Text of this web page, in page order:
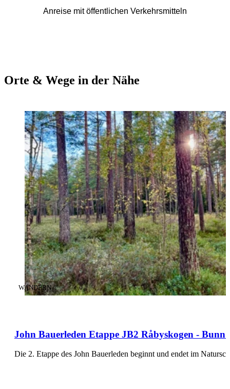
Anreise mit öffentlichen Verkehrsmitteln
Orte & Wege in der Nähe
John Bauerleden Etappe JB2 Råbyskogen - Bunn
KATEGORIE:
WANDERN
Die 2. Etappe des John Bauerleden beginnt und endet im